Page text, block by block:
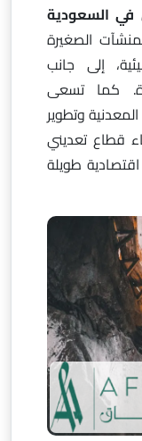
في السعودية
الصغيرة
إلى جانب
كما تسعى
المعدنية وتطوير
قطاع تعديني
طويلة